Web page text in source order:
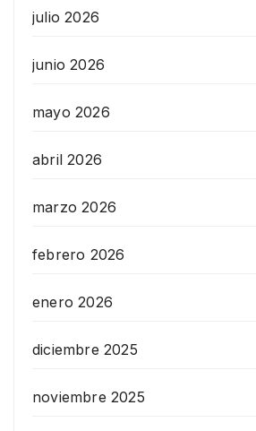
julio 2026
junio 2026
mayo 2026
abril 2026
marzo 2026
febrero 2026
enero 2026
diciembre 2025
noviembre 2025